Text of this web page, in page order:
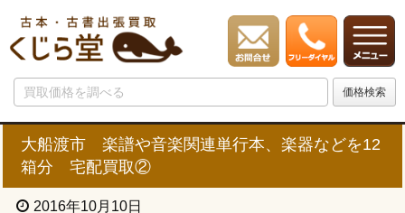
大船渡市 楽譜や音楽関連単行本、楽器などを12
箱分 宅配買取②
2016年10月10日